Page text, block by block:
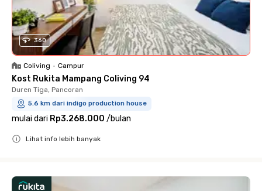
360
Coliving • Campur
Kost Rukita Mampang Coliving 94
Duren Tiga, Pancoran
5.6 km dari indigo production house
mulai dari Rp3.268.000 /bulan
Lihat info lebih banyak